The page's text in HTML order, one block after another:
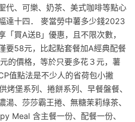
代、可樂、奶茶、美式咖啡等點心
達十四． 麥當勞中薯多少錢2023
「買A送B」優惠，且不限次數，
要58元，比起點套餐加A經典配餐
的價格，等於只要多花３元，薯
值點法是不少人的省荷包小撇
烤堡系列、捲餅系列、早餐盤餐、
湯、莎莎霸王捲、無糖茉莉綠茶、
Meal 含主餐一份、配餐一份、